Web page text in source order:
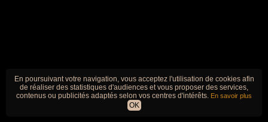
En poursuivant votre navigation, vous acceptez l'utilisation de cookies afin
de réaliser des statistiques d'audiences et vous proposer des services,
contenus ou publicités adaptés selon vos centres d'intérêts. En savoir plus
OK